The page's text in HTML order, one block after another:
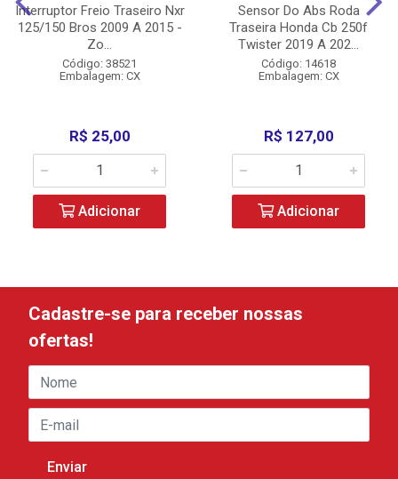
Interruptor Freio Traseiro Nxr
125/150 Bros 2009 A 2015 -
Zo...
Código: 38521
Embalagem: CX
R$ 25,00
Adicionar
Sensor Do Abs Roda
Traseira Honda Cb 250f
Twister 2019 A 202...
Código: 14618
Embalagem: CX
R$ 127,00
Adicionar
Cadastre-se para receber nossas
ofertas!